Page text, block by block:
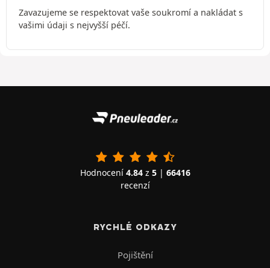
Zavazujeme se respektovat vaše soukromí a nakládat s
vašimi údaji s nejvyšší péčí.
Hodnocení 4.84z 5| 66416
recenzí
RYCHLÉ ODKAZY
Pojištění